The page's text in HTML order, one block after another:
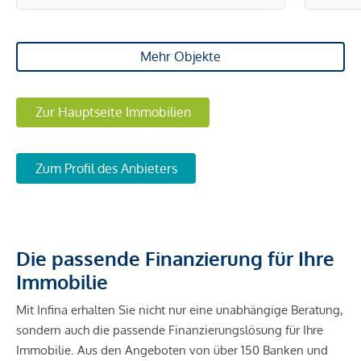
Mehr Objekte
Zur Hauptseite Immobilien
Zum Profil des Anbieters
Die passende Finanzierung für Ihre
Immobilie
Mit Infina erhalten Sie nicht nur eine unabhängige Beratung,
sondern auch die passende Finanzierungslösung für Ihre
Immobilie. Aus den Angeboten von über 150 Banken und